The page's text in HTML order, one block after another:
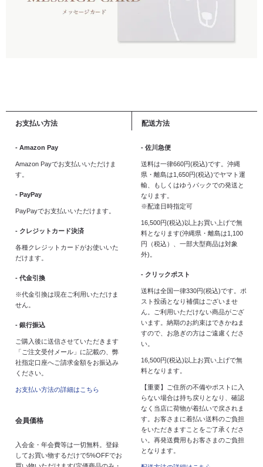
お支払い方法
- Amazon Pay
Amazon Payでお支払いいただけま
す。
- PayPay
PayPayでお支払いいただけます。
- クレジットカード決済
各種クレジットカードがお使いいた
だけます。
- 代金引換
※代金引換は現在ご利用いただけま
せん。
- 銀行振込
ご購入後に送信させていただきます
「ご注文受付メール」に記載の、弊
社指定口座へご請求金額をお振込み
ください。
お支払い方法の詳細はこちら
会員価格
入会金・年会費等は一切無料。登録
してお買い物するだけで5%OFFでお
配送方法
- 佐川急便
送料は一律660円(税込)です。沖縄
県・離島は1,650円(税込)でヤマト運
輸、もしくはゆうパックでの発送と
なります。
※配達日時指定可
16,500円(税込)以上お買い上げで無
料となります(沖縄県・離島は1,100
円（税込）、一部大型商品は対象
外)。
- クリックポスト
送料は全国一律330円(税込)です。ポ
スト投函となり補償はございませ
ん。ご利用いただけない商品がござ
います。納期のお約束はできかねま
すので、お急ぎの方はご遠慮くださ
い。
16,500円(税込)以上お買い上げで無
料となります。
【重要】ご住所の不備やポストに入
らない場合は持ち戻りとなり、確認
なく当店に荷物が着払いで戻されま
す。お客さまに着払い送料のご負担
をいただきますことをご了承くださ
い。再発送費用もお客さまのご負担
となります。